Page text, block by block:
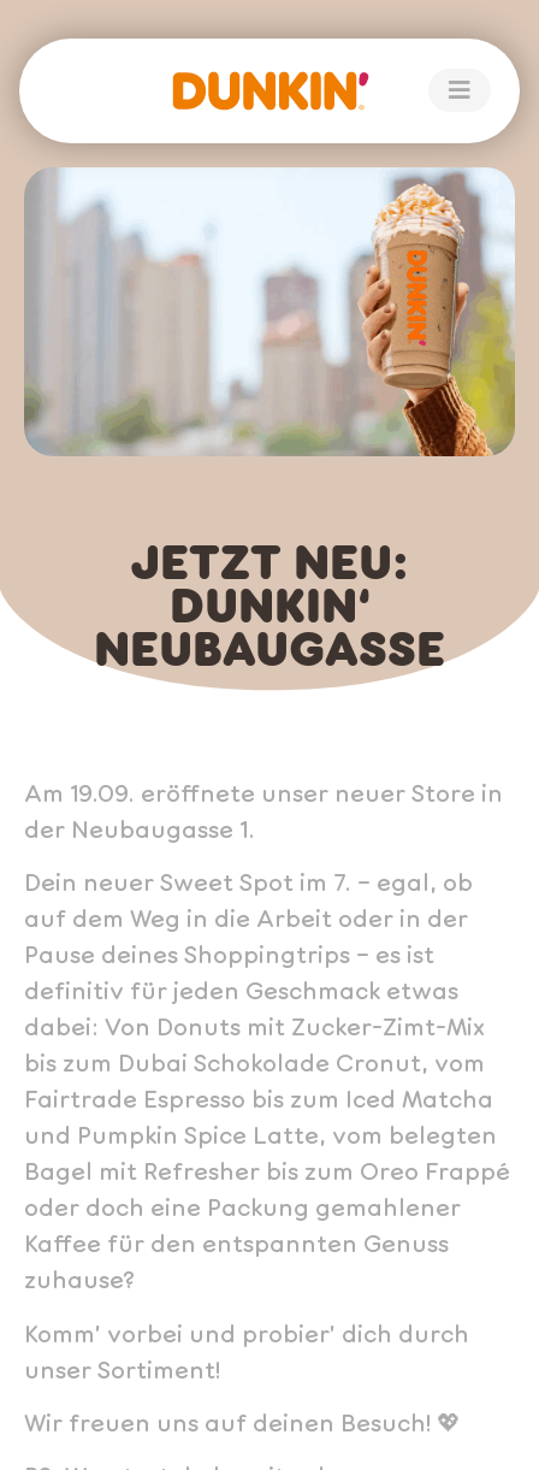
JETZT NEU:
DUNKIN‘
NEUBAUGASSE
Am 19.09. eröffnete unser neuer Store in
der Neubaugasse 1.
Dein neuer Sweet Spot im 7. – egal, ob
auf dem Weg in die Arbeit oder in der
Pause deines Shoppingtrips – es ist
definitiv für jeden Geschmack etwas
dabei: Von Donuts mit Zucker-Zimt-Mix
bis zum Dubai Schokolade Cronut, vom
Fairtrade Espresso bis zum Iced Matcha
und Pumpkin Spice Latte, vom belegten
Bagel mit Refresher bis zum Oreo Frappé
oder doch eine Packung gemahlener
Kaffee für den entspannten Genuss
zuhause?
Komm’ vorbei und probier’ dich durch
unser Sortiment!
Wir freuen uns auf deinen Besuch! 💖